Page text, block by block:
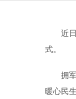
近
式。
拥
暖心民